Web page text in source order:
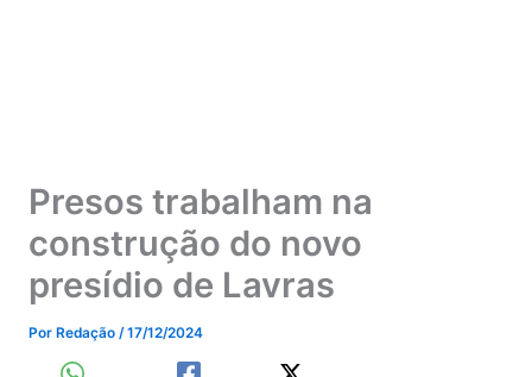
Presos trabalham na
construção do novo
presídio de Lavras
Por Redação /17/12/2024